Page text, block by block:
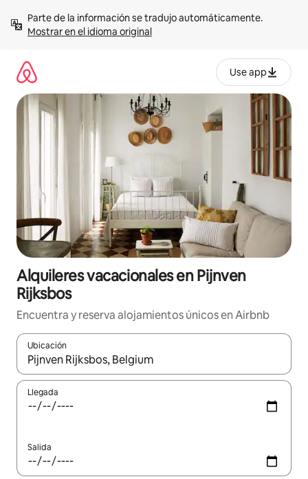
contenidoMostrar en el idioma original
Use app
Alquileres vacacionales en Pijnven
Rijksbos
Encuentra y reserva alojamientos únicos en Airbnb
Ubicación
Cuando los resultados estén disponibles, navega con las
Llegada
Salida